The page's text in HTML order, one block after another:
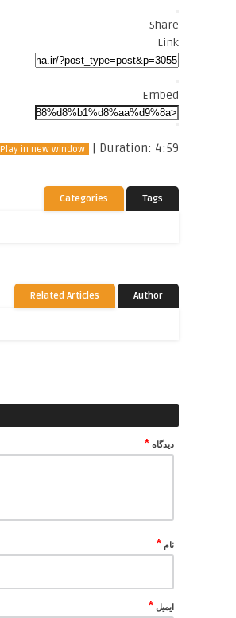
Share
Link
Embed
Play in new window | Duration: 4:59
Categories Tags
Related Articles Author
دیدگاه*
نام*
ایمیل*